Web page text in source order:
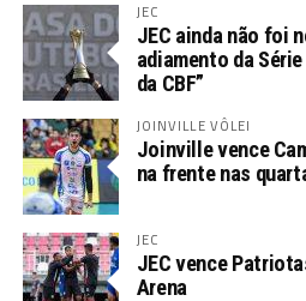
JEC
JEC ainda não foi
adiamento da
da CBF”
JOINVILLE VÔLEI
Joinville vence
na frente nas
JEC
JEC vence
Arena